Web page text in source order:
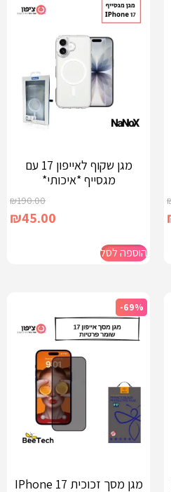
מגן שקוף לאייפון 17 עם
מגסייף *איכותי*
₪190.00
₪45.00
הוספה לסל
-69%
מגן מסך זכוכית IPhone 17